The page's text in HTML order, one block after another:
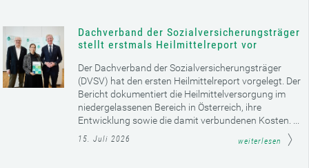
Dachverband der Sozialversicherungsträger
stellt erstmals Heilmittelreport vor
Der Dachverband der Sozialversicherungsträger
(DVSV) hat den ersten Heilmittelreport vorgelegt. Der
Bericht dokumentiert die Heilmittelversorgung im
niedergelassenen Bereich in Österreich, ihre
Entwicklung sowie die damit verbundenen Kosten. ...
15. Juli 2026 weiterlesen